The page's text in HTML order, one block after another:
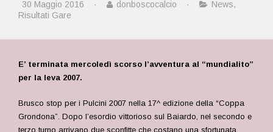
30 Maggio 2016 · donboscocalcio · News,
Risultati Gare
E’ terminata mercoledì scorso l’avventura al “mundialito”
per la leva 2007.
Brusco stop per i Pulcini 2007 nella 17^ edizione della “Coppa
Grondona”. Dopo l’esordio vittorioso sul Baiardo, nel secondo e
terzo turno arrivano due sconfitte che costano una sfortunata